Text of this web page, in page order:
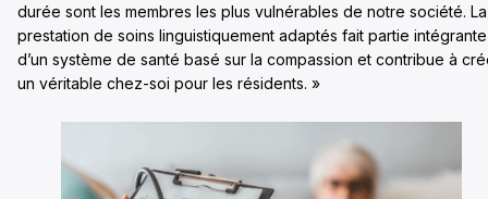
durée sont les membres les plus vulnérables de notre société. La
prestation de soins linguistiquement adaptés fait partie intégrante
d’un système de santé basé sur la compassion et contribue à
un véritable chez-soi pour les résidents. »